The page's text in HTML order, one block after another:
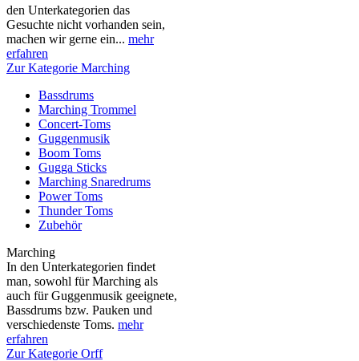
den Unterkategorien das
Gesuchte nicht vorhanden sein,
machen wir gerne ein... mehr
erfahren
Zur Kategorie Marching
Bassdrums
Marching Trommel
Concert-Toms
Guggenmusik
Boom Toms
Gugga Sticks
Marching Snaredrums
Power Toms
Thunder Toms
Zubehör
Marching
In den Unterkategorien findet
man, sowohl für Marching als
auch für Guggenmusik geeignete,
Bassdrums bzw. Pauken und
verschiedenste Toms. mehr
erfahren
Zur Kategorie Orff